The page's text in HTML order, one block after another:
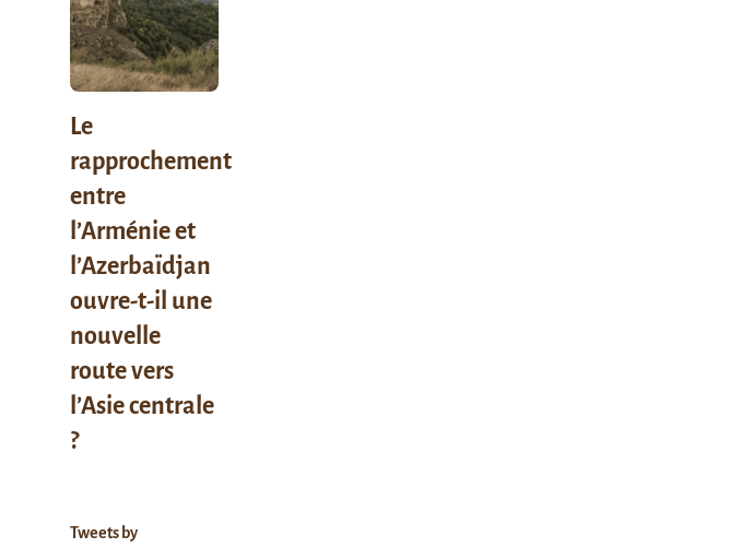
Le
rapprochement
entre
l’Arménie et
l’Azerbaïdjan
ouvre-t-il une
nouvelle
route vers
l’Asie centrale
?
Tweets by